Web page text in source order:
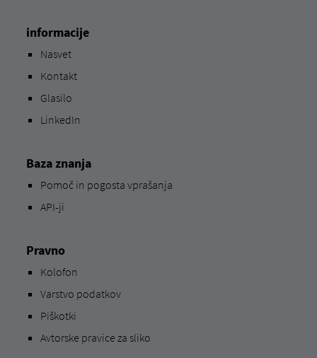
informacije
Nasvet
Kontakt
Glasilo
LinkedIn
Baza znanja
Pomoč in pogosta vprašanja
API-ji
Pravno
Kolofon
Varstvo podatkov
Piškotki
Avtorske pravice za sliko